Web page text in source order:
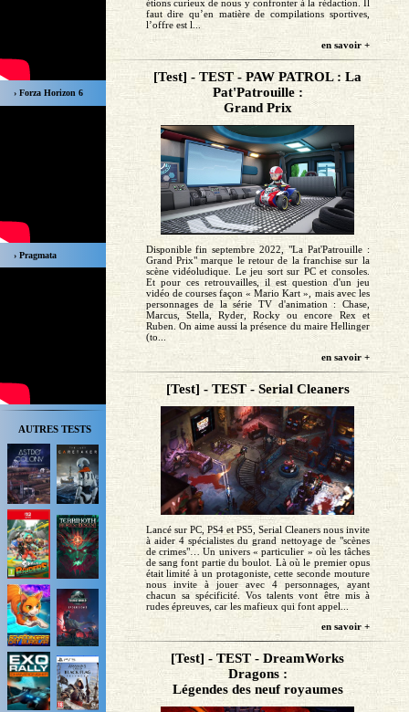
› Forza Horizon 6
› Pragmata
AUTRES TESTS
étions curieux de nous y confronter à la rédaction. Il
faut dire qu’en matière de compilations sportives,
l’offre est l...
en savoir +
[Test] - TEST - PAW PATROL : La
Pat'Patrouille :
Grand Prix
Disponible fin septembre 2022, "La Pat'Patrouille :
Grand Prix" marque le retour de la franchise sur la
scène vidéoludique. Le jeu sort sur PC et consoles.
Et pour ces retrouvailles, il est question d'un jeu
vidéo de courses façon « Mario Kart », mais avec les
personnages de la série TV d'animation : Chase,
Marcus, Stella, Ryder, Rocky ou encore Rex et
Ruben. On aime aussi la présence du maire Hellinger
(to...
en savoir +
[Test] - TEST - Serial Cleaners
Lancé sur PC, PS4 et PS5, Serial Cleaners nous invite
à aider 4 spécialistes du grand nettoyage de "scènes
de crimes"… Un univers « particulier » où les tâches
de sang font partie du boulot. Là où le premier opus
était limité à un protagoniste, cette seconde mouture
nous invite à jouer avec 4 personnages, ayant
chacun sa spécificité. Vos talents vont être mis à
rudes épreuves, car les mafieux qui font appel...
en savoir +
[Test] - TEST - DreamWorks
Dragons :
Légendes des neuf royaumes